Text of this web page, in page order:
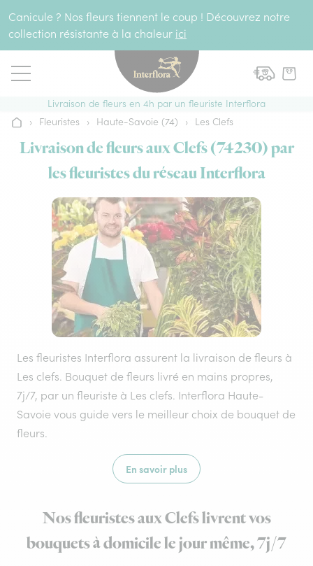
Canicule ? Nos fleurs tiennent le coup ! Découvrez notre
collection résistante à la chaleur ici
Livraison de fleurs en 4h par un fleuriste Interflora
Accueil
› Fleuristes › Haute-Savoie (74) › Les Clefs
Livraison de fleurs aux Clefs (74230) par
les fleuristes du réseau Interflora
Les fleuristes Interflora assurent la livraison de fleurs à
Les clefs. Bouquet de fleurs livré en mains propres,
7j/7, par un fleuriste à Les clefs. Interflora Haute-
Savoie vous guide vers le meilleur choix de bouquet de
fleurs.
En savoir plus
Nos fleuristes aux Clefs livrent vos
bouquets à domicile le jour même, 7j/7